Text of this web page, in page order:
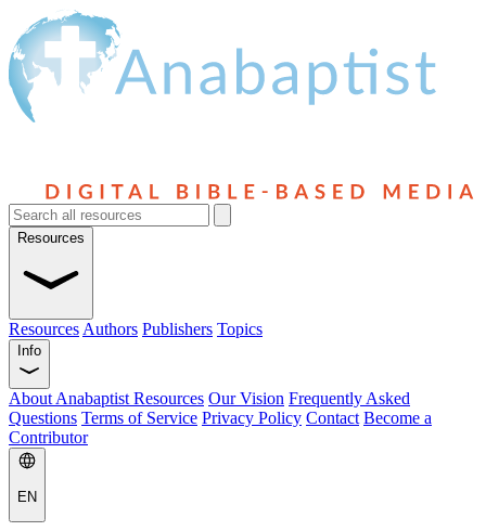
Resources
Resources Authors Publishers Topics
Info
About Anabaptist Resources Our Vision Frequently Asked
Questions Terms of Service Privacy Policy Contact Become a
Contributor
EN